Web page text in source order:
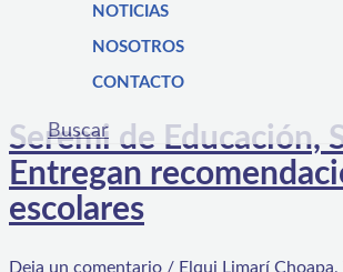
NOTICIAS
NOSOTROS
CONTACTO
Buscar
Seremi de Educación,
Entregan
escolares
Deja un comentario / Elqui Limarí Choapa,